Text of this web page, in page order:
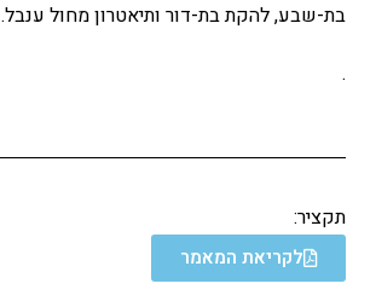
בת-שבע, להקת בת-דור ותיאטרון מחול ענבל.
.
תקציר:
לקריאת המאמר